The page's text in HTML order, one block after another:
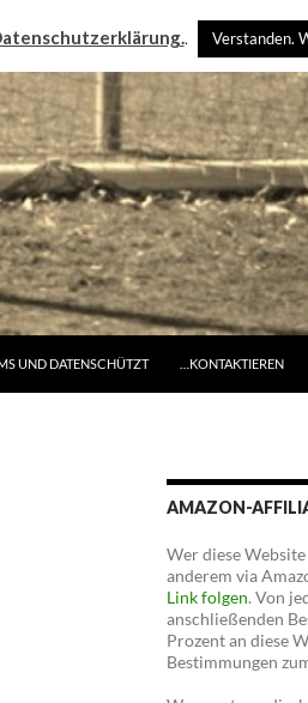
UND DATENSCHÜTZT …KONTAKTIEREN
AMAZON-
Wer diese
anderem via
Link folgen. Von
anschließenden
Prozent an diese
Bestimmungen
. Verstanden.